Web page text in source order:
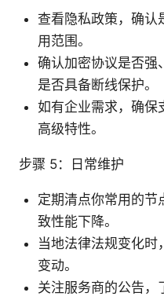
查看隐私政策，确认
用范围。
确认加密协议是否强
是否具备断线保护。
如有企业需求，确保
高级特性。
步骤 5：日常维护
定期清点你常用的节
致性能下降。
当地法律法规变化时
变动。
关注服务商的公告，